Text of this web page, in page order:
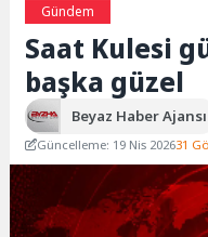
Gündem
Saat Kulesi
başka güzel
Beyaz Haber Ajansı
Güncelleme: 19 Nis 202631